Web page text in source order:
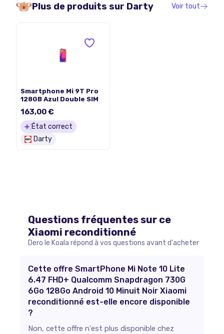
Plus de produits sur Darty Voir tout
Smartphone Mi 9T Pro
128GB Azul Double SIM
163,00 €
État correct
Darty
Questions fréquentes sur ce
Xiaomi reconditionné
Dero le Koala répond à vos questions avant d'acheter
Cette offre SmartPhone Mi Note 10 Lite
6.47 FHD+ Qualcomm Snapdragon 730G
6Go 128Go Android 10 Minuit Noir Xiaomi
reconditionné est-elle encore disponible
?
Non, cette offre n'est plus disponible chez